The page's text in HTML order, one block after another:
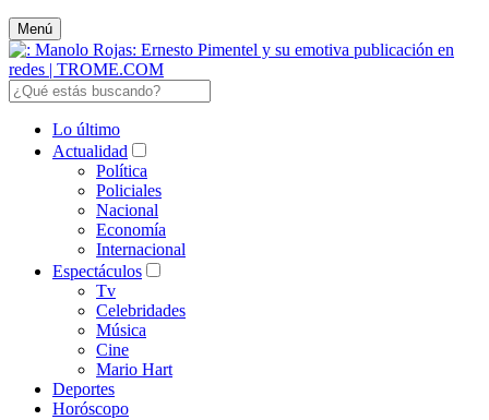
Menú
Lo último
Actualidad
Política
Policiales
Nacional
Economía
Internacional
Espectáculos
Tv
Celebridades
Música
Cine
Mario Hart
Deportes
Horóscopo